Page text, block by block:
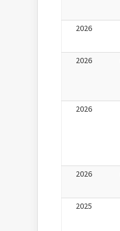
2026
2026
2026
2026
2025